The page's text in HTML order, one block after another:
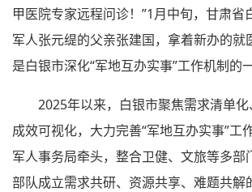
甲医院专家远程问诊！”1月中旬，甘肃省
军人张元缇的父亲张建国，拿着新办的就
是白银市深化“军地互办实事”工作机制的
2025年以来，白银市聚焦需求清单化
成效可视化，大力完善“军地互办实事”工
军人事务局牵头，整合卫健、文旅等多部
部队成立需求共研、资源共享、难题共解